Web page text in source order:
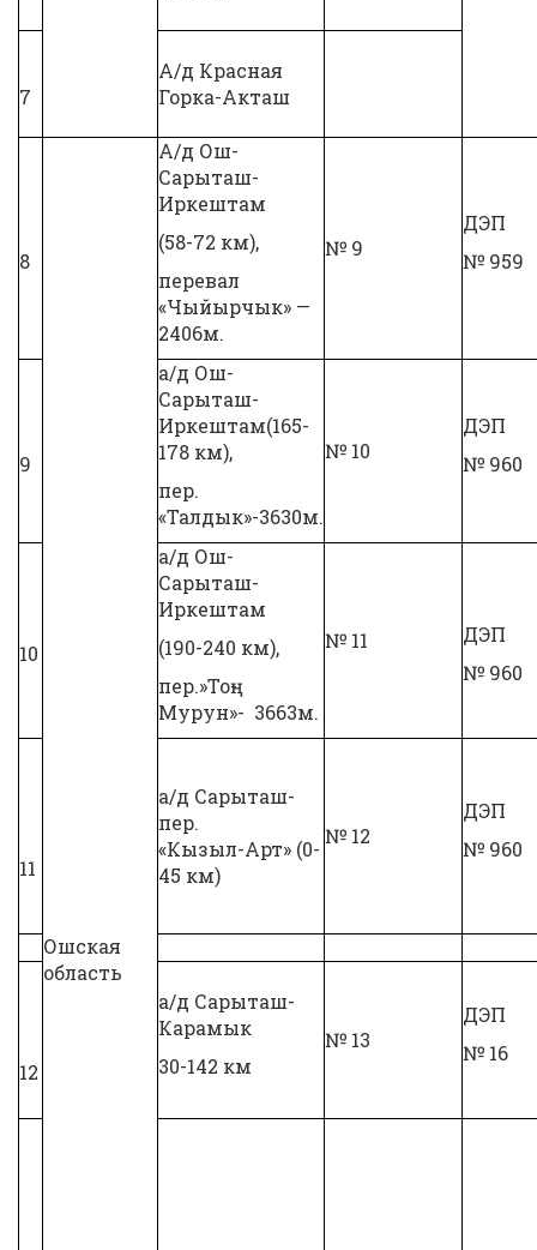
7
А/д Красная
Горка-Акташ
8
Ошская
область
А/д Ош-
Сарыташ-
Иркештам
(58-72 км),
перевал
«Чыйырчык» —
2406м.
№ 9
ДЭП
№ 959
9
а/д Ош-
Сарыташ-
Иркештам(165-
178 км),
пер.
«Талдык»-3630м.
№ 10
ДЭП
№ 960
10
а/д Ош-
Сарыташ-
Иркештам
(190-240 км),
пер.»Тоң-
Мурун»- 3663м.
№ 11
ДЭП
№ 960
11
а/д Сарыташ-
пер.
«Кызыл-Арт» (0-
45 км)
№ 12
ДЭП
№ 960
12
а/д Сарыташ-
Карамык
30-142 км
№ 13
ДЭП
№ 16